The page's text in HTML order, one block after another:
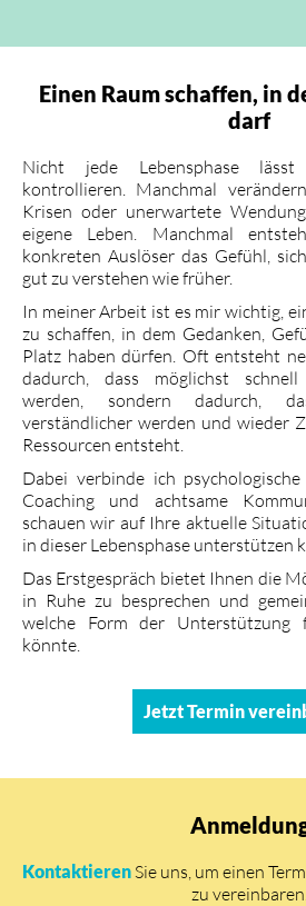
Einen Raum schaffen, in
darf
Nicht jede Lebensphase
kontrollieren. Manchmal
Krisen oder unerwartete
eigene Leben. Manchmal
konkreten Auslöser das Gefühl,
gut zu verstehen wie früher.
In meiner Arbeit ist es mir wichtig,
zu schaffen, in dem Gedanken,
Platz haben dürfen. Oft entsteht
dadurch, dass möglichst schnell
werden, sondern dadurch,
verständlicher werden und wieder
Ressourcen entsteht.
Dabei verbinde ich
Coaching und achtsame
schauen wir auf Ihre aktuelle
in dieser Lebensphase unterstützen
Das Erstgespräch bietet Ihnen die
in Ruhe zu besprechen und
welche Form der Unterstützung
könnte.
Jetzt Termin
KontaktierenSie uns, um einen
zu